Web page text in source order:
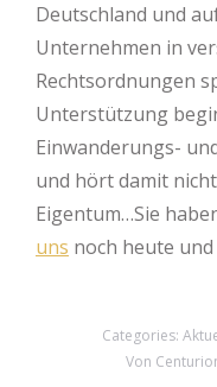
Deutschland und
Unternehmen in
Rechtsordnungen
Unterstützung
Einwanderungs-
und hört damit
Eigentum…Sie
uns noch heute
Categories:
Von